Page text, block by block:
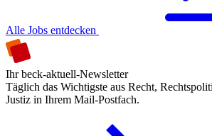
Alle Jobs entdecken
Ihr beck-aktuell-Newsletter
Täglich das Wichtigste aus Recht,
Justiz in Ihrem Mail-Postfach.